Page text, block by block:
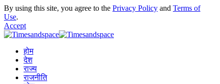
By using this site, you agree to the Privacy Policy and Terms of
Use.
Accept
होम
देश
राज्य
राजनीति